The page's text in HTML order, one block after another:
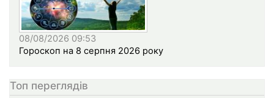
08/08/2026 09:53
Гороскоп на 8 серпня 2026 року
Топ переглядів